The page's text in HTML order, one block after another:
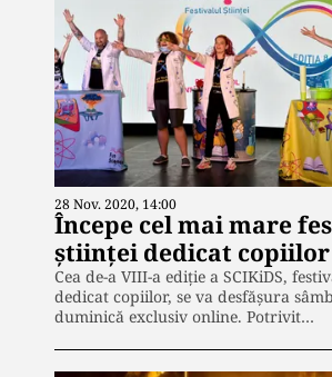
28 Nov. 2020, 14:00
Începe cel mai mare
ştiinţei dedicat copiilor
Cea de-a VIII-a ediție a SCIKiDS,
dedicat copiilor, se va desfăşura
duminică exclusiv online. Potrivit…